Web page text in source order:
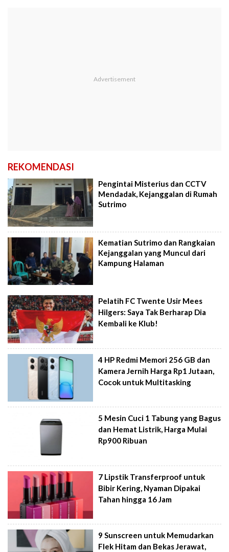
REKOMENDASI
Pengintai Misterius dan CCTV
Mendadak, Kejanggalan di Rumah
Sutrimo
Kematian Sutrimo dan Rangkaian
Kejanggalan yang Muncul dari
Kampung Halaman
Pelatih FC Twente Usir Mees
Hilgers: Saya Tak Berharap Dia
Kembali ke Klub!
4 HP Redmi Memori 256 GB dan
Kamera Jernih Harga Rp1 Jutaan,
Cocok untuk Multitasking
5 Mesin Cuci 1 Tabung yang Bagus
dan Hemat Listrik, Harga Mulai
Rp900 Ribuan
7 Lipstik Transferproof untuk
Bibir Kering, Nyaman Dipakai
Tahan hingga 16 Jam
9 Sunscreen untuk Memudarkan
Flek Hitam dan Bekas Jerawat,